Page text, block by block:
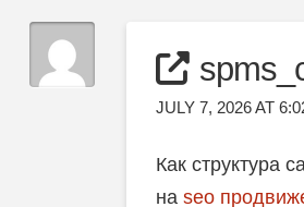
JULY 7, 2026 AT
Как структура
наseo